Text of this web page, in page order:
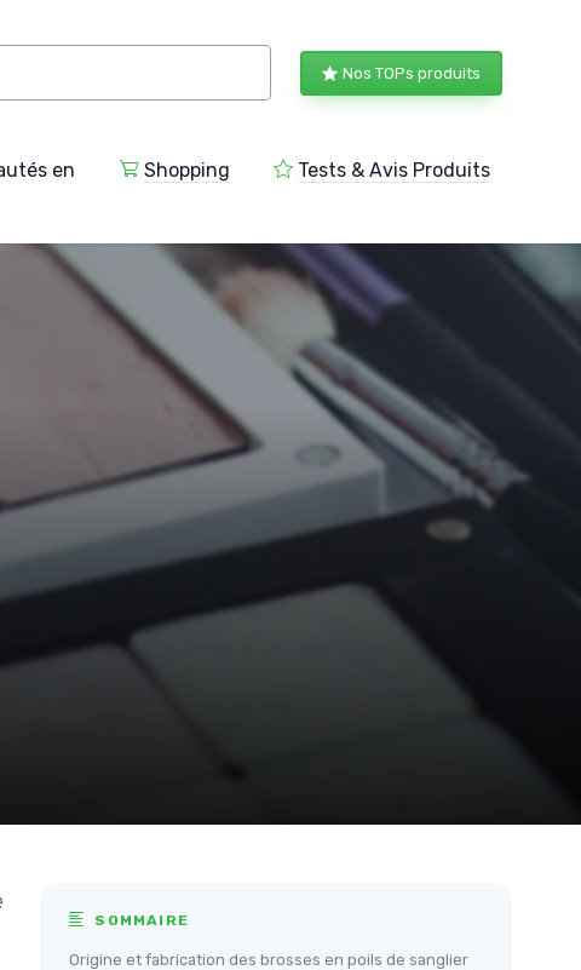
Nos TOPs produits
en
Shopping Tests & Avis Produits
SOMMAIRE
Origine et fabrication des brosses en poils de sanglier